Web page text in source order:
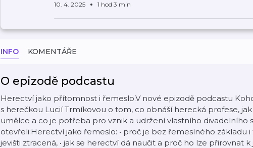
10. 4. 2025 1 hod 3 min
INFO KOMENTÁŘE
O epizodě podcastu
Herectví jako přítomnost i řemeslo.V nové epizodě podcastu
s herečkou Lucií Trmíkovou o tom, co obnáší herecká profese,
umělce a co je potřeba pro vznik a udržení vlastního divadelního
otevřeli:Herectví jako řemeslo: • proč je bez řemeslného základu
jevišti ztracená, • jak se herectví dá naučit a proč ho lze přirovnat